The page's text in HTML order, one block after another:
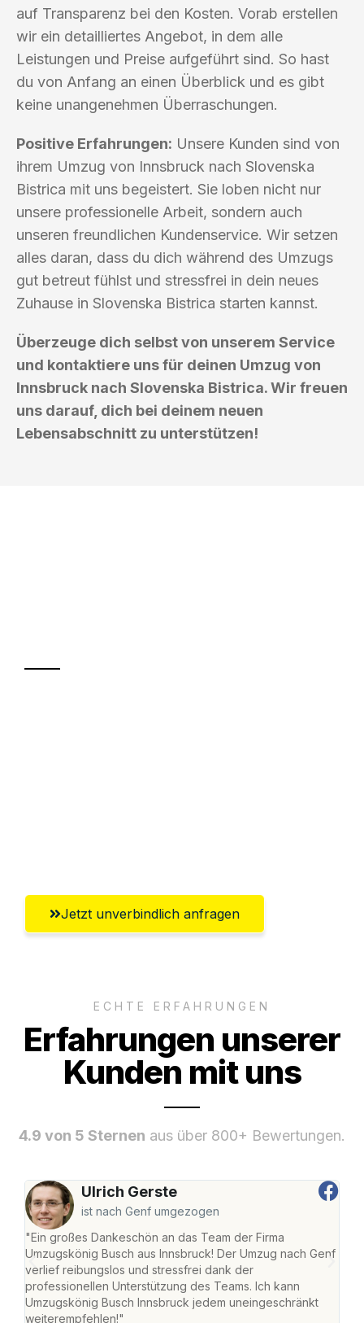
auf Transparenz bei den Kosten. Vorab erstellen
wir ein detailliertes Angebot, in dem alle
Leistungen und Preise aufgeführt sind. So hast
du von Anfang an einen Überblick und es gibt
keine unangenehmen Überraschungen.
Positive Erfahrungen: Unsere Kunden sind von
ihrem Umzug von Innsbruck nach Slovenska
Bistrica mit uns begeistert. Sie loben nicht nur
unsere professionelle Arbeit, sondern auch
unseren freundlichen Kundenservice. Wir setzen
alles daran, dass du dich während des Umzugs
gut betreut fühlst und stressfrei in dein neues
Zuhause in Slovenska Bistrica starten kannst.
Überzeuge dich selbst von unserem Service
und kontaktiere uns für deinen Umzug von
Innsbruck nach Slovenska Bistrica. Wir freuen
uns darauf, dich bei deinem neuen
Lebensabschnitt zu unterstützen!
Jetzt unverbindlich anfragen
ECHTE ERFAHRUNGEN
Erfahrungen unserer
Kunden mit uns
4.9 von 5 Sternen aus über 800+ Bewertungen.
Ulrich Gerste
ist nach Genf umgezogen
"Ein großes Dankeschön an das Team der Firma
Umzugskönig Busch aus Innsbruck! Der Umzug nach Genf
verlief reibungslos und stressfrei dank der
professionellen Unterstützung des Teams. Ich kann
Umzugskönig Busch Innsbruck jedem uneingeschränkt
weiterempfehlen!"